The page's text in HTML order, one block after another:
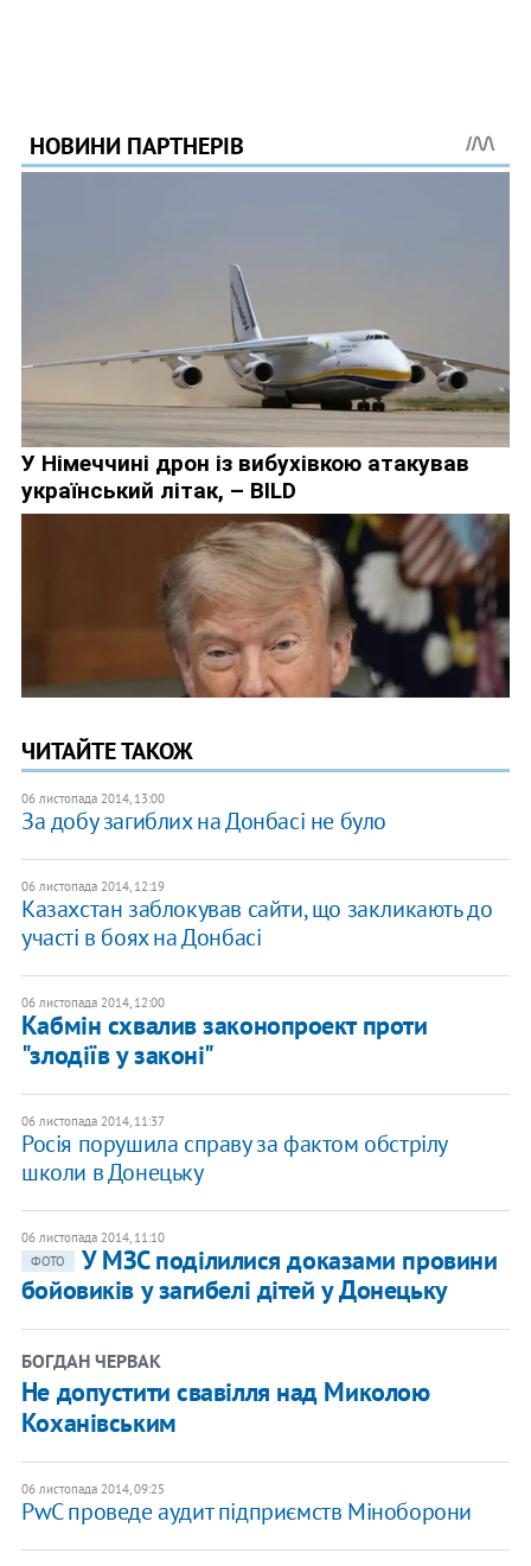
ЧИТАЙТЕ ТАКОЖ
06 листопада 2014, 13:00
За добу загиблих на Донбасі не було
06 листопада 2014, 12:19
Казахстан заблокував сайти, що закликають до
участі в боях на Донбасі
06 листопада 2014, 12:00
Кабмін схвалив законопроект проти
"злодіїв у законі"
06 листопада 2014, 11:37
Росія порушила справу за фактом обстрілу
школи в Донецьку
06 листопада 2014, 11:10
ФОТО
У МЗС поділилися доказами провини
бойовиків у загибелі дітей у Донецьку
БОГДАН ЧЕРВАК
Не допустити свавілля над Миколою
Коханівським
06 листопада 2014, 09:25
PwC проведе аудит підприємств Міноборони